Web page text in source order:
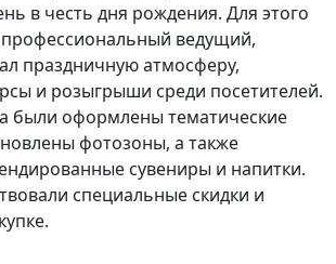
в честь дня рождения. Для этого
ведущий,
праздничную атмосферу,
и розыгрыши среди посетителей.
были оформлены тематические
фотозоны, а также
сувениры и напитки.
специальные скидки и